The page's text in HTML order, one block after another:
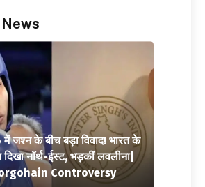
जश्न के बीच बड़ा विवाद! भारत के
नॉर्थ-ईस्ट, भड़कीं लवलीना|
Controversy